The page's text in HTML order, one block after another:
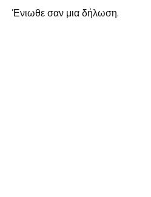
Ένιωθε σαν μια δήλωση.